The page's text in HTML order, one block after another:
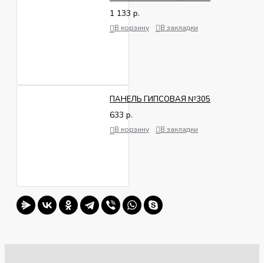
кг
1 133 р.
В корзину В закладки
ПАНЕЛЬ ГИПСОВАЯ №305
633 р.
В корзину В закладки